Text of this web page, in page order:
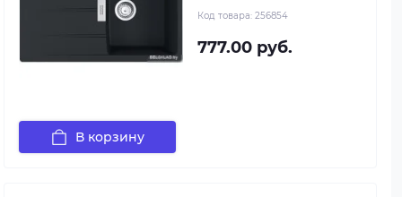
Код товара: 256854
777.00 руб.
В корзину